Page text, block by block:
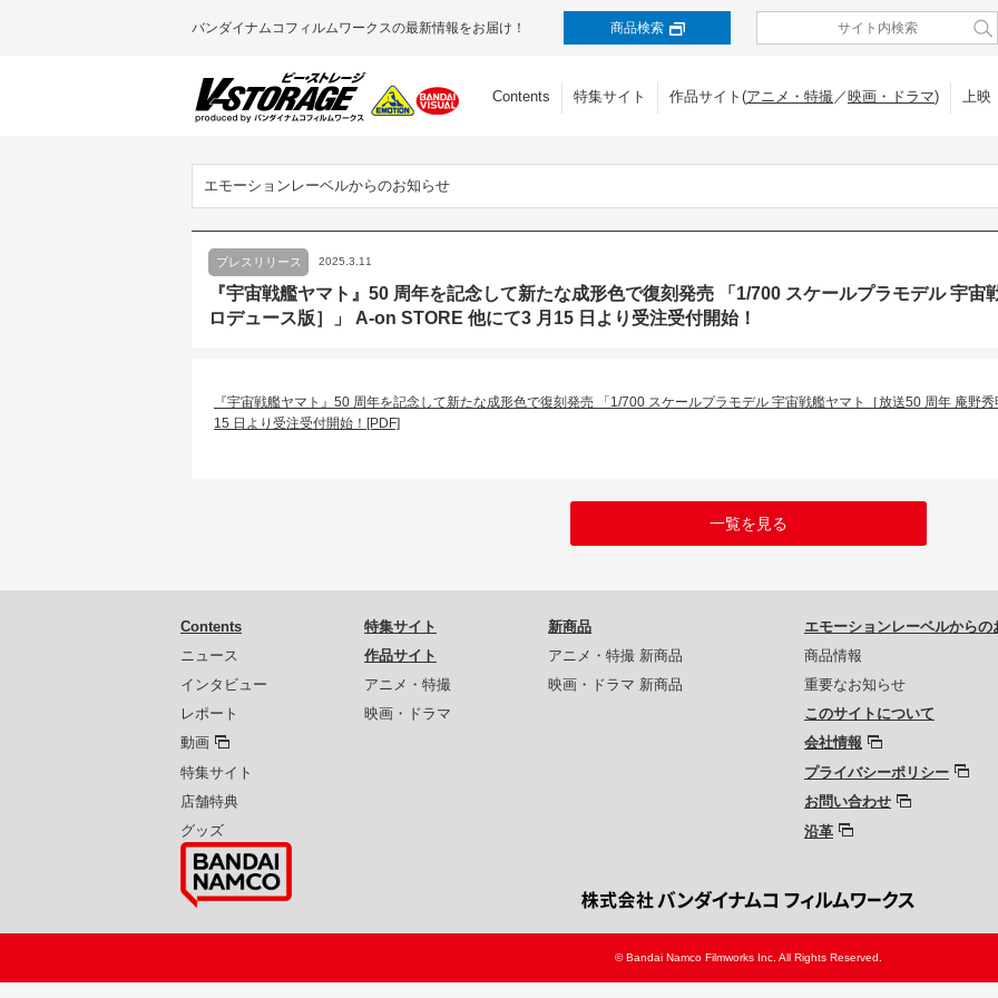
バンダイナムコフィルムワークスの最新情報をお届け！ 商品検索
Contents 特集サイト 作品サイト(アニメ・特撮／映画・ドラマ) 上映
エモーションレーベルからのお知らせ
プレスリリース 2025.3.11
『宇宙戦艦ヤマト』50 周年を記念して新たな成形⾊で復刻発売 「1/700 スケールプラモデル 宇
ロデュース版］」 A-on STORE 他にて3 ⽉15 ⽇より受注受付開始！
『宇宙戦艦ヤマト』50 周年を記念して新たな成形⾊で復刻発売 「1/700 スケールプラモデル 宇宙戦艦ヤマト［放送50 周年 庵野
15 ⽇より受注受付開始！[PDF]
一覧を見る
Contents
ニュース
インタビュー
レポート
動画
特集サイト
店舗特典
グッズ
特集サイト
作品サイト
アニメ・特撮
映画・ドラマ
新商品
アニメ・特撮 新商品
映画・ドラマ 新商品
エモーションレーベルからの
商品情報
重要なお知らせ
このサイトについて
会社情報
プライバシーポリシー
お問い合わせ
沿革
© Bandai Namco Filmworks Inc. All Rights Reserved.